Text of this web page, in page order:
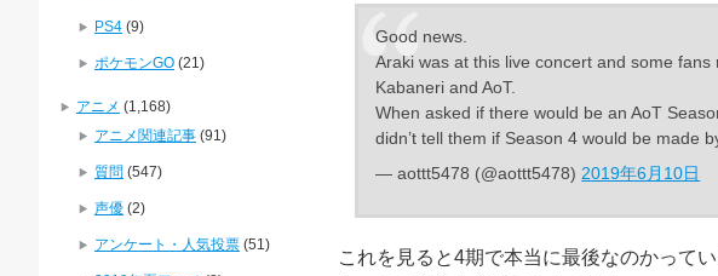
Good news.
Araki was at this live concert and some
Kabaneri and AoT.
When asked if there would be an AoT
didn’t tell them if Season 4 would be made
— aottt5478 (@aottt5478)2019年6月10日
これを見ると4期で本当に最後なのかって
PS4 (9)
ポケモンGO (21)
アニメ (1,168)
アニメ関連記事 (91)
質問 (547)
声優 (2)
アンケート・人気投票 (51)